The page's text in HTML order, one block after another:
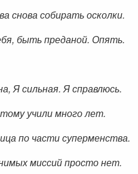
снова собирать осколки.
быть преданой. Опять.
Я сильная. Я справлюсь.
учили много лет.
по части суперменства.
миссий просто нет.